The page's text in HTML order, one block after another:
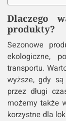
Dlaczego
produkty?
Sezonowe
ekologiczne,
transportu.
wyższe, gdy
przez długi
możemy także
korzystne dla